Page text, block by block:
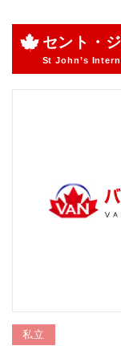
セント・
St John’s
私立